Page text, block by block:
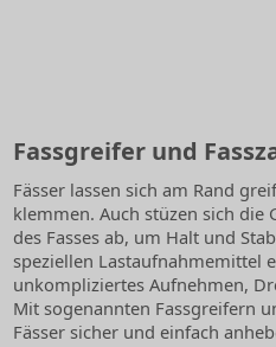
Fassgreifer und
Fässer lassen sich am Rand
klemmen. Auch stüzen sich die
des Fasses ab, um Halt und
speziellen Lastaufnahmemittel
unkompliziertes Aufnehmen,
Mit sogenannten Fassgreifern
Fässer sicher und einfach